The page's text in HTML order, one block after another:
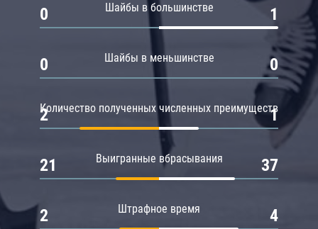
Шайбы в большинстве
0 1
Шайбы в меньшинстве
0 0
Количество полученных численных преимуществ
2 1
Выигранные вбрасывания
21 37
Штрафное время
2 4